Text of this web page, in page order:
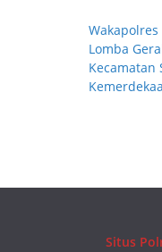
Lomba
Kecamatan
Situs